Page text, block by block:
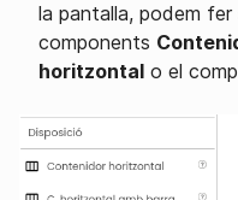
la pantalla, podem
components
horitzontal o el